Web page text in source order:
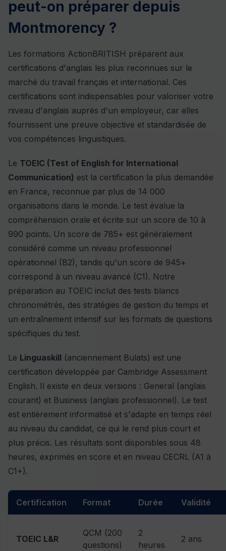
peut-on préparer depuis
Montmorency ?
Les formations ActionBRITISH préparent aux
certifications d'anglais les plus reconnues sur le
marché du travail français et international. Ces
certifications sont indispensables pour valoriser votre
niveau d'anglais auprès d'un employeur, car elles
fournissent une preuve objective et standardisée de
vos compétences linguistiques.
Le TOEIC (Test of English for International
Communication) est la certification la plus demandée
en France, reconnue par plus de 14 000
organisations dans le monde. Le test évalue la
compréhension orale et écrite sur un score de 10 à
990 points. Un score de 785+ est généralement
considéré comme un niveau professionnel
opérationnel (B2), tandis qu'un score de 945+
correspond à un niveau avancé (C1). Notre
préparation au TOEIC inclut des tests blancs
chronométrés, des stratégies de gestion du temps et
un entraînement intensif sur les formats de questions
spécifiques du test.
Le Linguaskill (anciennement Bulats) est une
certification développée par Cambridge Assessment
English. Il existe en deux versions : General (anglais
courant) et Business (anglais professionnel). Le test
est entièrement informatisé et s'adapte en temps réel
au niveau du candidat, ce qui le rend plus court et
plus précis. Les résultats sont disponibles sous 48
heures, exprimés en score et en niveau CECRL (A1 à
C1+).
Certification Format Durée Validité
TOEIC L&R
QCM (200
questions)
2
heures
2 ans